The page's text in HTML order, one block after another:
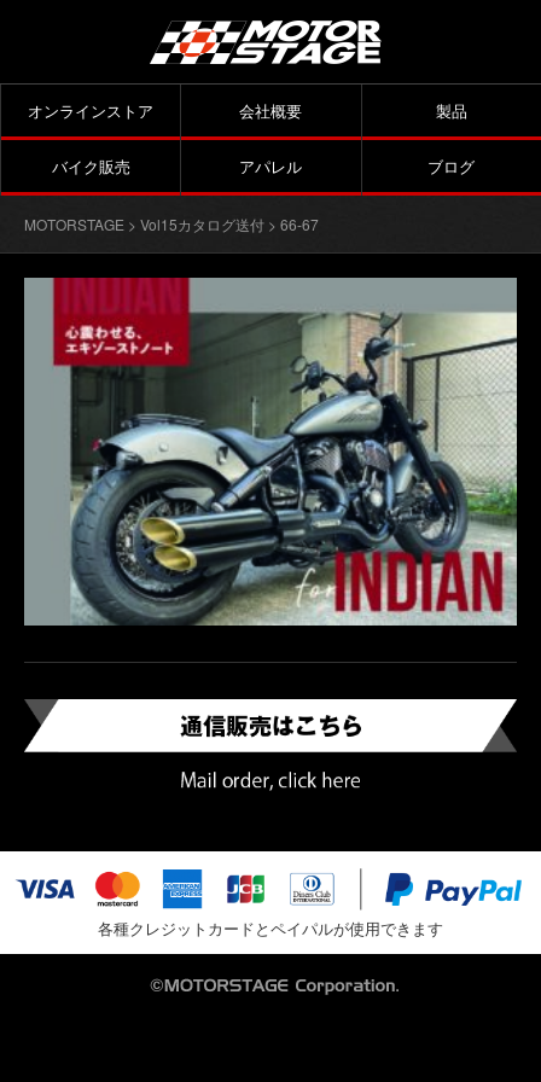
オンラインストア 会社概要 製品
バイク販売 アパレル ブログ
MOTORSTAGE > Vol15カタログ送付 > 66-67
各種クレジットカードとペイパルが使用できます